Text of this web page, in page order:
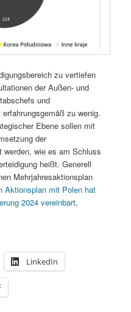
zu vertiefen
der Außen- und
und
zu wenig.
Ebene sollen mit
der
werden, wie es am Schluss
heißt. Generell
Mehrjahresaktionsplan
Aktionsplan mit Polen hat
2024 vereinbart.
LinkedIn